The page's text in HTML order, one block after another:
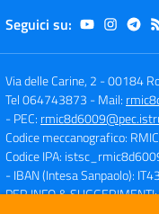
Seguici su:
Via delle Carine, 2 - 00184
Tel 064743873 - Mail:
- PEC:
Codice meccanografico:
Codice IPA:
- IBAN (Intesa Sanpaolo):
PER INFO & SUGGERIMENTI: